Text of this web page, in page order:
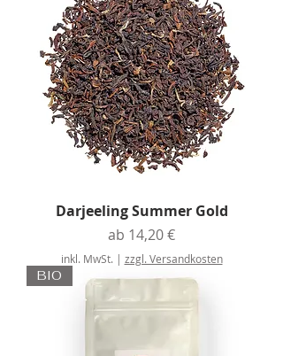
Darjeeling Summer Gold
ab 14,20 €
Sale-Preis
inkl. MwSt. | zzgl. Versandkosten
BIO